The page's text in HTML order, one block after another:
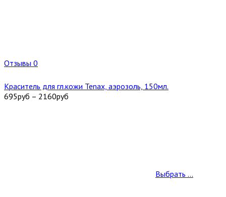
Отзывы 0
Краситель для гл.кожи Tenax, аэрозоль, 150мл.
695руб – 2160руб
Выбрать ...